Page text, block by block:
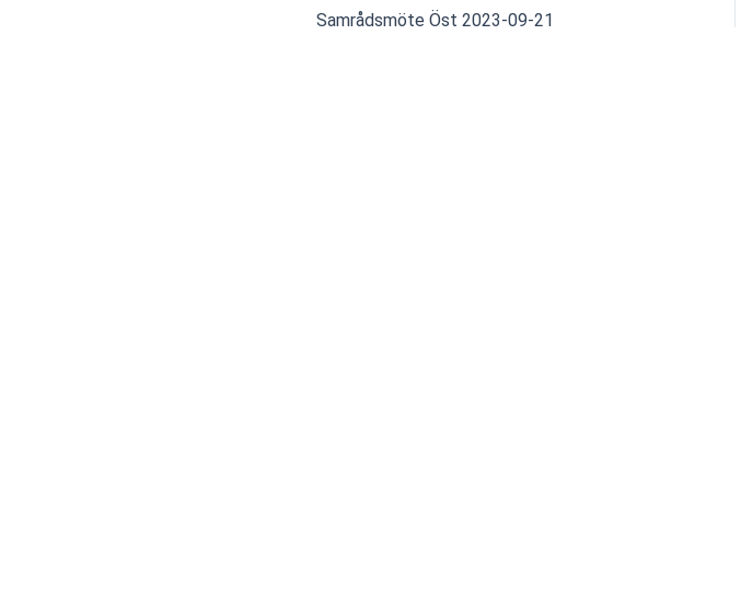
Samrådsmöte Öst 2023-09-21